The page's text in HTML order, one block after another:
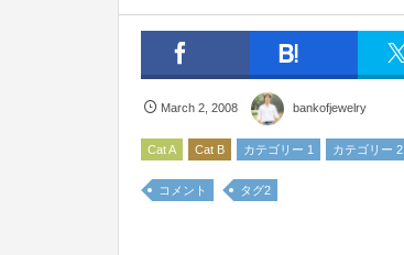
March 2 ,2008 bankofjewelry
Cat A Cat B カテゴリー 1 カテゴリー 2
コメント タグ2